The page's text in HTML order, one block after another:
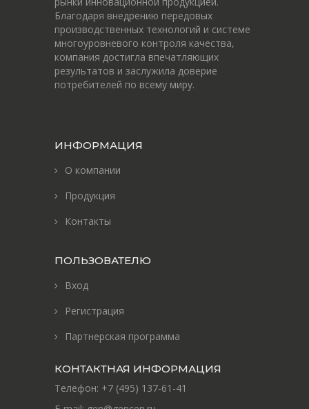
Благодаря внедрению передовых
производственных технологий и системе
многоуровневого контроля качества,
компания достигла впечатляющих
результатов и заслужила доверие
потребителей по всему миру.
ИНФОРМАЦИЯ
О компании
Продукция
Контакты
ПОЛЬЗОВАТЕЛЮ
Вход
Регистрация
Партнерская программа
КОНТАКТНАЯ ИНФОРМАЦИЯ
Телефон: +7 (495) 137-61-41